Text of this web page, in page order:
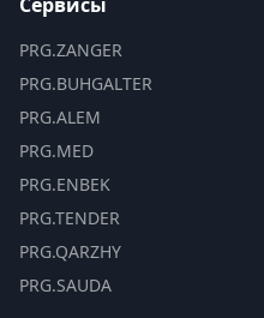
PRG.ZANGER
PRG.BUHGALTER
PRG.ALEM
PRG.MED
PRG.ENBEK
PRG.TENDER
PRG.QARZHY
PRG.SAUDA